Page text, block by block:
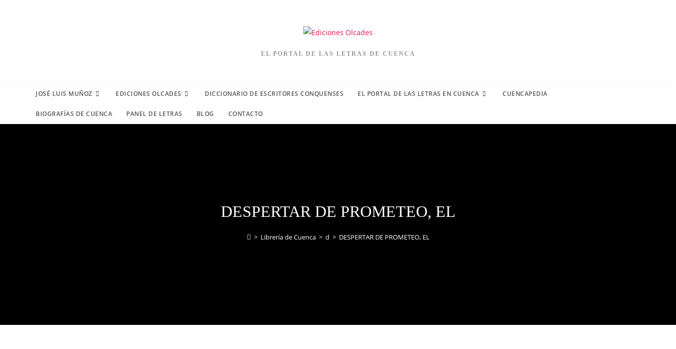
EL PORTAL DE LAS LETRAS DE CUENCA
JOSÉ LUIS MUÑOZ EDICIONES OLCADES DICCIONARIO DE ESCRITORES CONQUENSES EL PORTAL DE LAS LETRAS EN CUENCA CUENCAPEDIA
BIOGRAFÍAS DE CUENCA PANEL DE LETRAS BLOG CONTACTO
DESPERTAR DE PROMETEO, EL
> Librería de Cuenca > d > DESPERTAR DE PROMETEO, EL